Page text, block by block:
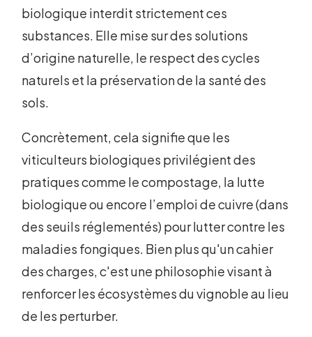
biologique interdit strictement ces
substances. Elle mise sur des solutions
d’origine naturelle, le respect des cycles
naturels et la préservation de la santé des
sols.
Concrètement, cela signifie que les
viticulteurs biologiques privilégient des
pratiques comme le compostage, la lutte
biologique ou encore l’emploi de cuivre (dans
des seuils réglementés) pour lutter contre les
maladies fongiques. Bien plus qu'un cahier
des charges, c'est une philosophie visant à
renforcer les écosystèmes du vignoble au lieu
de les perturber.